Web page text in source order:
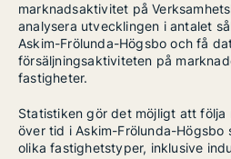
marknadsaktivitet på
analysera utvecklingen i antalet
Askim-Frölunda-Högsbo och få
försäljningsaktiviteten på
fastigheter.
Statistiken gör det möjligt att följa
över tid i Askim-Frölunda-Högsbo
olika fastighetstyper, inklusive